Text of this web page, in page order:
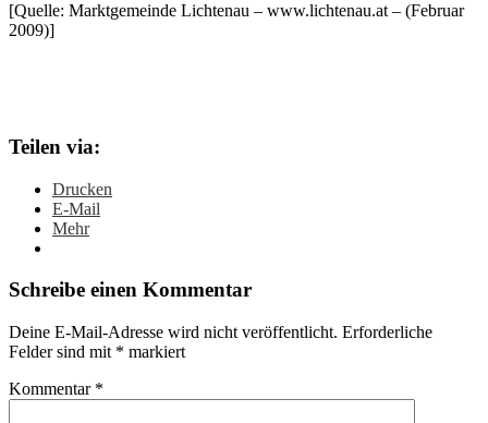
[Quelle: Marktgemeinde Lichtenau – www.lichtenau.at – (Februar
2009)]
Teilen via:
Drucken
E-Mail
Mehr
Schreibe einen Kommentar
Deine E-Mail-Adresse wird nicht veröffentlicht. Erforderliche
Felder sind mit * markiert
Kommentar *